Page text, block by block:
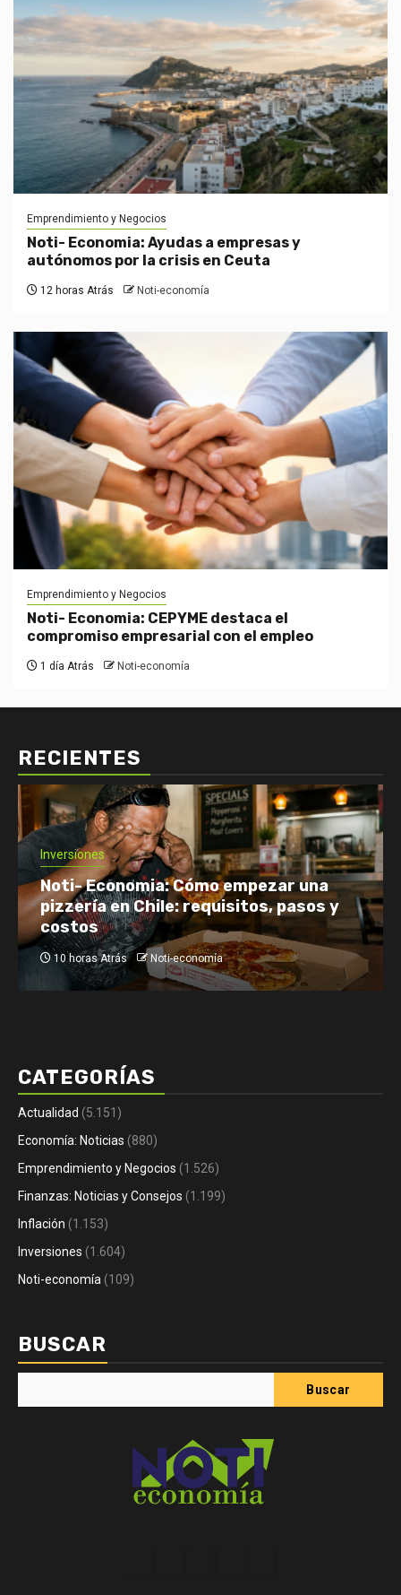
Emprendimiento y Negocios
Noti- Economia: Ayudas a empresas y
autónomos por la crisis en Ceuta
12 horas Atrás Noti-economía
Emprendimiento y Negocios
Noti- Economia: CEPYME destaca el
compromiso empresarial con el empleo
1 día Atrás Noti-economía
RECIENTES
Economía: Noticias Emprendimiento y Negocios
Finanzas: Noticias y Consejos Inversiones
Netflix enfrenta el reto de retener a
su audiencia
12 horas Atrás Noti-economía
CATEGORÍAS
Actualidad (5.151)
Economía: Noticias (880)
Emprendimiento y Negocios (1.526)
Finanzas: Noticias y Consejos (1.199)
Inflación (1.153)
Inversiones (1.604)
Noti-economía (109)
BUSCAR
Buscar